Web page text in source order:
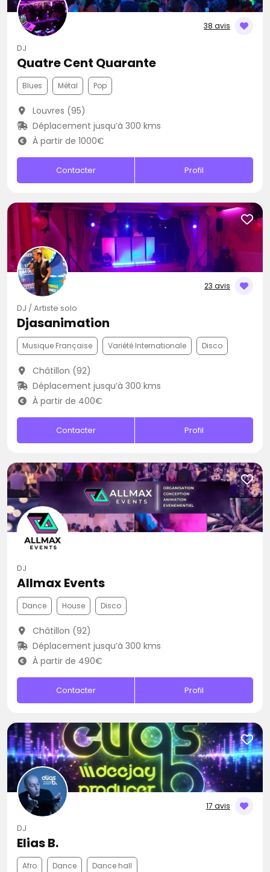
38 avis
DJ
Quatre Cent Quarante
Blues Métal Pop
Louvres (95)
Déplacement jusqu’à 300 kms
À partir de 1000€
Contacter Profil
23 avis
DJ / Artiste solo
Djasanimation
Musique Française Variété Internationale Disco
Châtillon (92)
Déplacement jusqu’à 300 kms
À partir de 400€
Contacter Profil
DJ
Allmax Events
Dance House Disco
Châtillon (92)
Déplacement jusqu’à 300 kms
À partir de 490€
Contacter Profil
17 avis
DJ
Elias B.
Afro Dance Dance hall